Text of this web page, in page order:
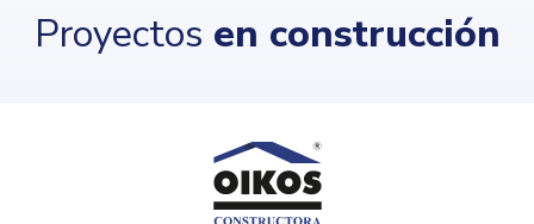
Proyectos en construcción